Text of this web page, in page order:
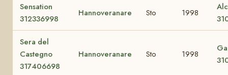
Sensation
312336998
Hannoveranare Sto 1998
Sera del
Castegno
317406698
Hannoveranare Sto 1998